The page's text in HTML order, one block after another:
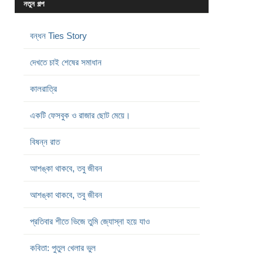
নতুন গল্প
বন্ধন Ties Story
দেখতে চাই শেষের সমাধান
কালরাত্রি
একটি ফেসবুক ও রাজার ছোট মেয়ে।
বিষন্ন রাত
আশঙ্কা থাকবে, তবু জীবন
আশঙ্কা থাকবে, তবু জীবন
প্রতিবার শীতে ভিজে তুমি জ্যোস্না হয়ে যাও
কবিতা: পুতুল খেলার ভুল